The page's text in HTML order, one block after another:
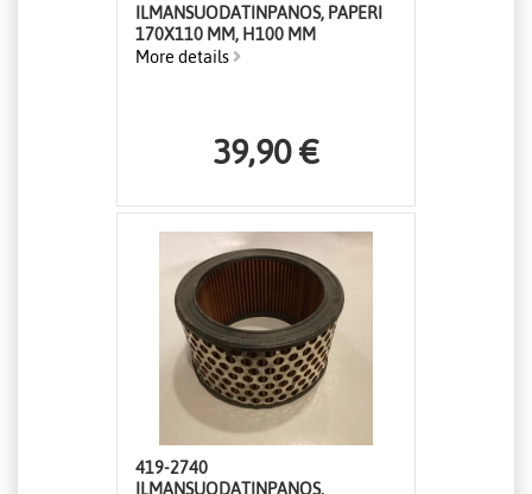
ILMANSUODATINPANOS, PAPERI
170X110 MM, H100 MM
More details
39,90 €
419-2740
ILMANSUODATINPANOS,